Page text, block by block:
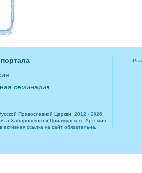
семинария
Православной Церкви, 2012 - 2026
Хабаровского и Приамурского Артемия.
ссылка на сайт обязательна.